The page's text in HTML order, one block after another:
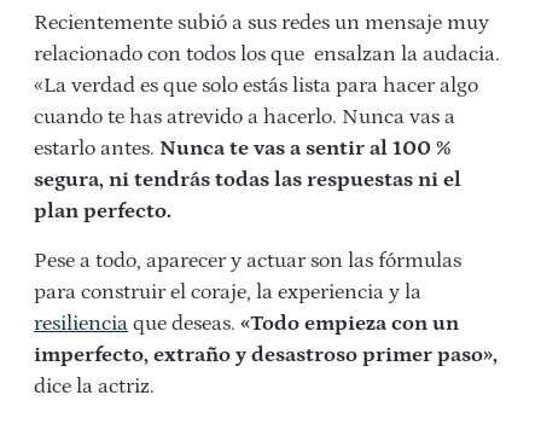
Recientemente subió a sus redes un mensaje muy
relacionado con todos los que ensalzan la audacia.
«La verdad es que solo estás lista para hacer algo
cuando te has atrevido a hacerlo. Nunca vas a
estarlo antes. Nunca te vas a sentir al 100 %
segura, ni tendrás todas las respuestas ni el
plan perfecto.
Pese a todo, aparecer y actuar son las fórmulas
para construir el coraje, la experiencia y la
resiliencia que deseas. «Todo empieza con un
imperfecto, extraño y desastroso primer paso»,
dice la actriz.